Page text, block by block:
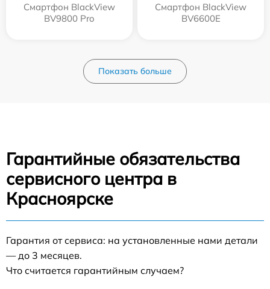
Смартфон BlackView
BV9800 Pro
Смартфон BlackView
BV6600E
Показать больше
Гарантийные обязательства
сервисного центра в
Красноярске
Гарантия от сервиса: на установленные нами детали
— до 3 месяцев.
Что считается гарантийным случаем?